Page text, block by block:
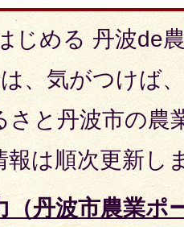
じめる 丹波de
、気がつけば
さと丹波市の農
報は順次更新し
（丹波市農業ポ